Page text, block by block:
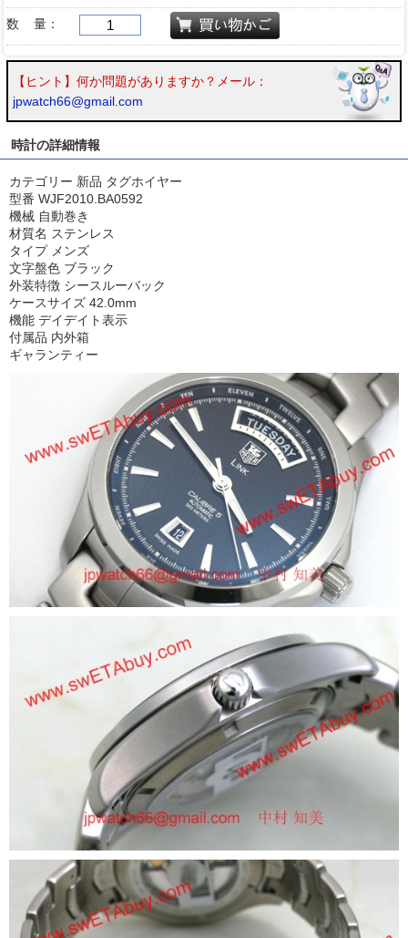
数 量：
【ヒント】何か問題がありますか？メール：
jpwatch66@gmail.com
時計の詳細情報
カテゴリー 新品 タグホイヤー
型番 WJF2010.BA0592
機械 自動巻き
材質名 ステンレス
タイプ メンズ
文字盤色 ブラック
外装特徴 シースルーバック
ケースサイズ 42.0mm
機能 デイデイト表示
付属品 内外箱
ギャランティー